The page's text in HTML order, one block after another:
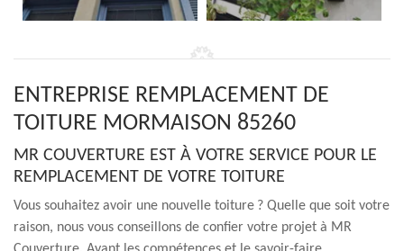
ENTREPRISE REMPLACEMENT DE
TOITURE MORMAISON 85260
MR COUVERTURE EST À VOTRE SERVICE POUR LE
REMPLACEMENT DE VOTRE TOITURE
Vous souhaitez avoir une nouvelle toiture ? Quelle que soit votre
raison, nous vous conseillons de confier votre projet à MR